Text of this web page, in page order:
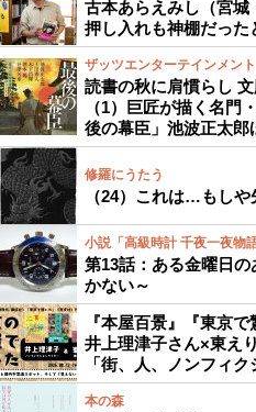
古本あらえみし（宮城
押し入れも神棚だった
ザッツエンターテインメント
読書の秋に肩慣らし
（1）巨匠が描く名門
後の幕臣」池波正太郎
修羅にうたう
（24）これは…もしや
小説「高級時計 千夜一夜物語
第13話：ある金曜日
かない～
『本屋百景』『東京
井上理津子さん×東え
「街、人、ノンフィク
本の森